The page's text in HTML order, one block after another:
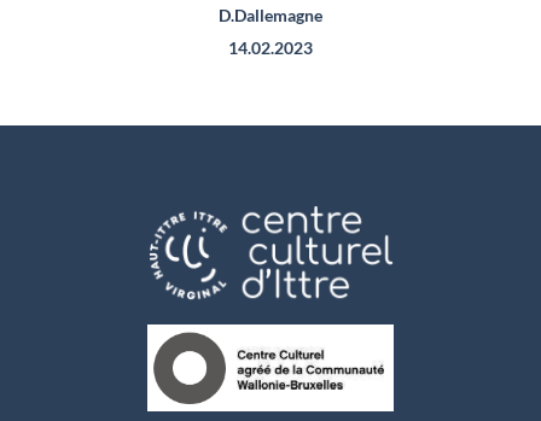
D.Dallemagne
14.02.2023